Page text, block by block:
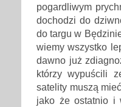
pogardliwym
dochodzi do
do targu w
wiemy wszystko
dawno już
którzy wypuścili
satelity muszą
jako że ostatnio i